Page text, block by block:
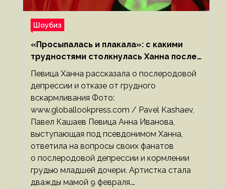
Шоубиз
«Просыпалась и плакала»: с какими
трудностями столкнулась Ханна после
родов
Певица Ханна рассказала о послеродовой
депрессии и отказе от грудного
вскармливания Фото:
www.globallookpress.com / Pavel Kashaev,
Павел Кашаев Певица Анна Иванова,
выступающая под псевдонимом Ханна,
ответила на вопросы своих фанатов
о послеродовой депрессии и кормлении
грудью младшей дочери. Артистка стала
дважды мамой 9 февраля.…